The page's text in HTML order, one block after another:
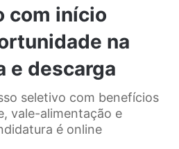
com início
na
e descarga
seletivo com benefícios
vale-alimentação e
é online